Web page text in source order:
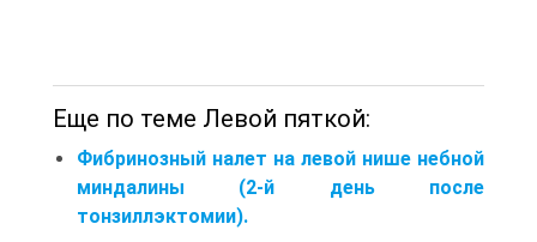
Еще по теме Левой пяткой:
Фибринозный налет на левой нише небной
миндалины (2-й день после
тонзиллэктомии).